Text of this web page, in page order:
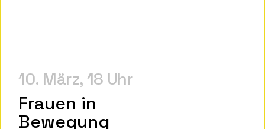
10. März 18 Uhr
Frauen in
Bewegung